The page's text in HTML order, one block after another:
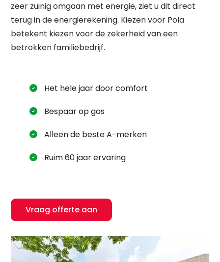
Waar ben je naar op zoek?
zeer zuinig omgaan met energie, ziet u dit direct
terug in de energierekening. Kiezen voor Pola
betekent kiezen voor de zekerheid van een
betrokken familiebedrijf.
Het hele jaar door comfort
Bespaar op gas
Alleen de beste A-merken
Ruim 60 jaar ervaring
Vraag offerte aan